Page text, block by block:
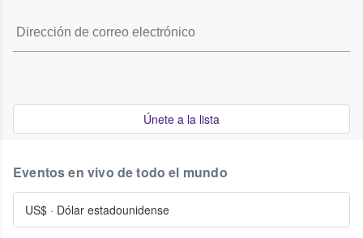
Únete a la lista
Eventos en vivo de todo el mundo
US$ · Dólar estadounidense